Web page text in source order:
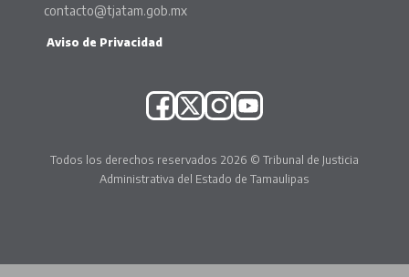
contacto@tjatam.gob.mx
Aviso de Privacidad
Todos los derechos reservados 2026 © Tribunal de Justicia
Administrativa del Estado de Tamaulipas